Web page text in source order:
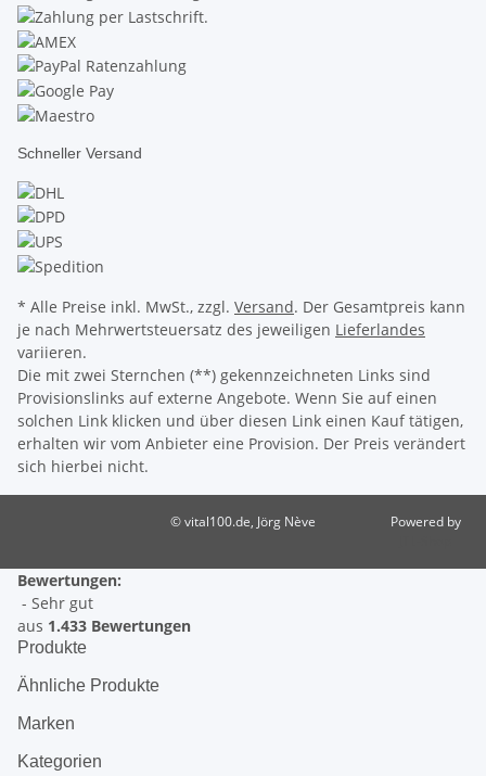
Schneller Versand
* Alle Preise inkl. MwSt., zzgl. Versand. Der Gesamtpreis kann
je nach Mehrwertsteuersatz des jeweiligen Lieferlandes
variieren.
Die mit zwei Sternchen (**) gekennzeichneten Links sind
Provisionslinks auf externe Angebote. Wenn Sie auf einen
solchen Link klicken und über diesen Link einen Kauf tätigen,
erhalten wir vom Anbieter eine Provision. Der Preis verändert
sich hierbei nicht.
© vital100.de, Jörg Nève
Powered by
Bewertungen:
- Sehr gut
aus 1.433 Bewertungen
Produkte
Ähnliche Produkte
Marken
Kategorien